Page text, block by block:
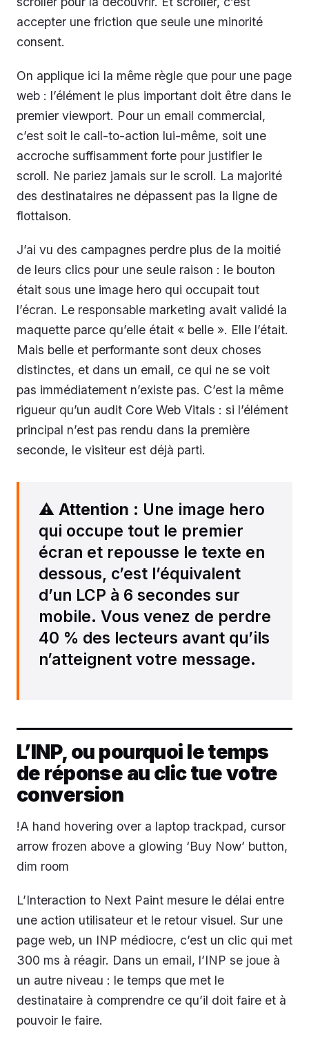
accepter une friction que seule une minorité
consent.
On applique ici la même règle que pour une page
web : l’élément le plus important doit être dans le
premier viewport. Pour un email commercial,
c’est soit le call-to-action lui-même, soit une
accroche suffisamment forte pour justifier le
scroll. Ne pariez jamais sur le scroll. La majorité
des destinataires ne dépassent pas la ligne de
flottaison.
J’ai vu des campagnes perdre plus de la moitié
de leurs clics pour une seule raison : le bouton
était sous une image hero qui occupait tout
l’écran. Le responsable marketing avait validé la
maquette parce qu’elle était « belle ». Elle l’était.
Mais belle et performante sont deux choses
distinctes, et dans un email, ce qui ne se voit
pas immédiatement n’existe pas. C’est la même
rigueur qu’un audit Core Web Vitals : si l’élément
principal n’est pas rendu dans la première
seconde, le visiteur est déjà parti.
⚠️ Attention : Une image hero
qui occupe tout le premier
écran et repousse le texte en
dessous, c’est l’équivalent
d’un LCP à 6 secondes sur
mobile. Vous venez de perdre
40 % des lecteurs avant qu’ils
n’atteignent votre message.
L’INP, ou pourquoi le temps
de réponse au clic tue votre
conversion
!A hand hovering over a laptop trackpad, cursor
arrow frozen above a glowing ‘Buy Now’ button,
dim room
L’Interaction to Next Paint mesure le délai entre
une action utilisateur et le retour visuel. Sur une
page web, un INP médiocre, c’est un clic qui met
300 ms à réagir. Dans un email, l’INP se joue à
un autre niveau : le temps que met le
destinataire à comprendre ce qu’il doit faire et à
pouvoir le faire.